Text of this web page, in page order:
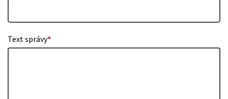
Text správy*